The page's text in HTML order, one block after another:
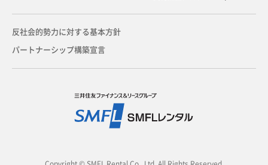
反社会的勢力に対する基本方針
パートナーシップ構築宣言